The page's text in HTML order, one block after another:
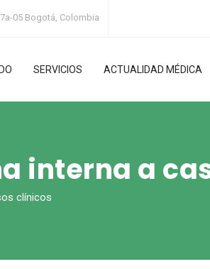
05 Bogotá, Colombia
SERVICIOS ACTUALIDAD MÉDICA
interna a
clínicos